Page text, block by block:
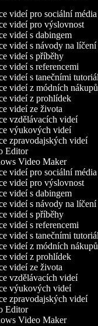
videí pro sociální média
videí pro výslovnost
videí s dabingem
videí s návody na líčení
videí s příběhy
videí s referencemi
videí s tanečními
videí z módních nákupů
videí z prohlídek
videí ze života
vzdělávacích videí
výukových videí
zpravodajských videí
Editor
Video Maker
videí pro sociální média
videí pro výslovnost
videí s dabingem
videí s návody na líčení
videí s příběhy
videí s referencemi
videí s tanečními
videí z módních nákupů
videí z prohlídek
videí ze života
vzdělávacích videí
výukových videí
zpravodajských videí
Editor
Video Maker